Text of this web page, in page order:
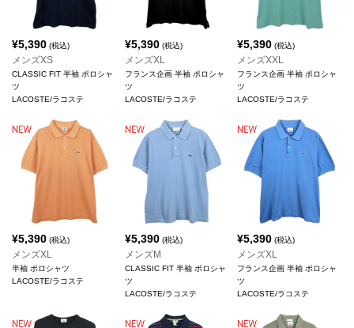
¥5,390 (税込)
メンズXS
CLASSIC FIT 半袖 ポロシャ
ツ
LACOSTE/ラコステ
¥5,390(税込)
メンズXL
フランス企画 半袖 ポロシャ
ツ
LACOSTE/ラコステ
¥5,390 (税込)
メンズXXL
フランス企画 半袖 ポロシャ
ツ
LACOSTE/ラコステ
¥5,390 (税込)
メンズXL
半袖 ポロシャツ
LACOSTE/ラコステ
¥5,390(税込)
メンズM
CLASSIC FIT 半袖 ポロシャ
ツ
LACOSTE/ラコステ
¥5,390 (税込)
メンズXL
フランス企画 半袖 ポロシャ
ツ
LACOSTE/ラコステ